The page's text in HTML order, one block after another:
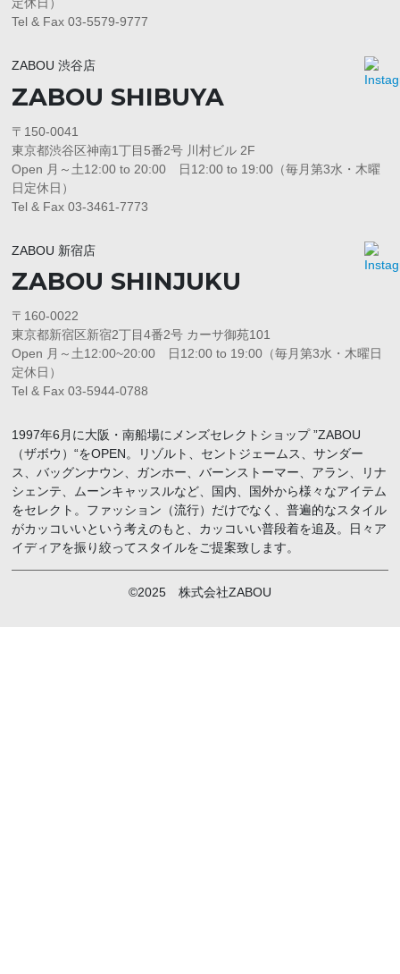
Tel & Fax 03-5579-9777
ZABOU 渋谷店
ZABOU SHIBUYA
〒150-0041
東京都渋谷区神南1丁目5番2号 川村ビル 2F
Open 月～土12:00 to 20:00 日12:00 to 19:00（毎月第3水・木曜
日定休日）
Tel & Fax 03-3461-7773
ZABOU 新宿店
ZABOU SHINJUKU
〒160-0022
東京都新宿区新宿2丁目4番2号 カーサ御苑101
Open 月～土12:00~20:00 日12:00 to 19:00（毎月第3水・木曜日
定休日）
Tel & Fax 03-5944-0788
1997年6月に大阪・南船場にメンズセレクトショップ ”ZABOU
（ザボウ）“をOPEN。リゾルト、セントジェームス、サンダー
ス、バッグンナウン、ガンホー、バーンストーマー、アラン、リナ
シェンテ、ムーンキャッスルなど、国内、国外から様々なアイテム
をセレクト。ファッション（流行）だけでなく、普遍的なスタイル
がカッコいいという考えのもと、カッコいい普段着を追及。日々ア
イディアを振り絞ってスタイルをご提案致します。
©2025 株式会社ZABOU